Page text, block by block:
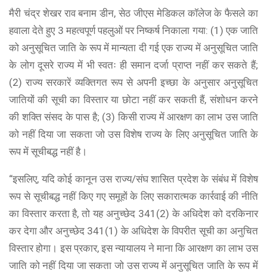
मैरी चंद्र शेखर राव बनाम डीन, सेठ जीएस मेडिकल कॉलेज के फैसले का
हवाला देते हुए 3 महत्वपूर्ण पहलुओं पर निष्कर्ष निकाला गया: (1) एक जाति
को अनुसूचित जाति के रूप में मान्यता दी गई एक राज्य में अनुसूचित जाति
के लोग दूसरे राज्य में भी स्वतः ही समान दर्जा प्राप्त नहीं कर सकते हैं;
(2) राज्य सरकारें व्यक्तिगत रूप से अपनी इच्छा के अनुसार अनुसूचित
जातियों की सूची का विस्तार या छोटा नहीं कर सकती हैं, संशोधन करने
की शक्ति संसद के पास है; (3) किसी राज्य में आरक्षण का लाभ उस जाति
को नहीं दिया जा सकता जो उस विशेष राज्य के लिए अनुसूचित जाति के
रूप में सूचीबद्ध नहीं है।
“इसलिए, यदि कोई कानून उस राज्य/संघ शासित प्रदेश के संबंध में विशेष
रूप से सूचीबद्ध नहीं किए गए समूहों के लिए सकारात्मक कार्रवाई की नीति
का विस्तार करता है, तो यह अनुच्छेद 341(2) के अधिदेश को दरकिनार
कर देगा और अनुच्छेद 341(1) के अधिदेश के विपरीत सूची का अनुचित
विस्तार होगा। इस प्रकार, इस न्यायालय ने माना कि आरक्षण का लाभ उस
जाति को नहीं दिया जा सकता जो उस राज्य में अनुसूचित जाति के रूप में